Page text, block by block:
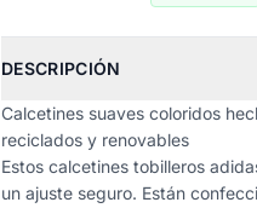
DESCRIPCIÓN
Calcetines suaves coloridos
reciclados y renovables
Estos calcetines tobilleros
un ajuste seguro. Están